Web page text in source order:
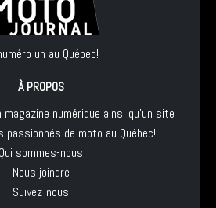
un au Québec!
À PROPOS
numérique ainsi qu'un site
de moto au Québec!
Qui sommes-nous
Nous joindre
Suivez-nous